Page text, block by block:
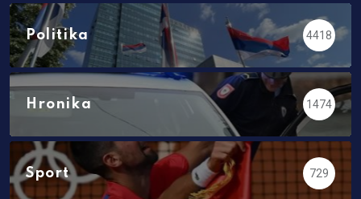
Politika 4418
Hronika 1474
Sport 729